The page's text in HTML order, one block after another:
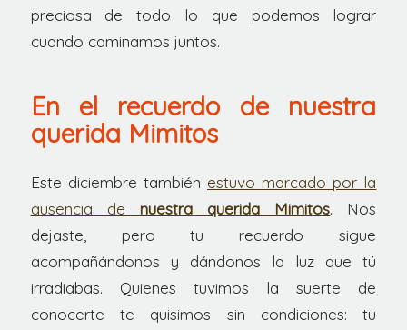
preciosa de todo lo que podemos lograr
cuando caminamos juntos.
En el recuerdo de nuestra
querida Mimitos
Este diciembre también estuvo marcado por la
ausencia de nuestra querida Mimitos. Nos
dejaste, pero tu recuerdo sigue
acompañándonos y dándonos la luz que tú
irradiabas. Quienes tuvimos la suerte de
conocerte te quisimos sin condiciones: tu